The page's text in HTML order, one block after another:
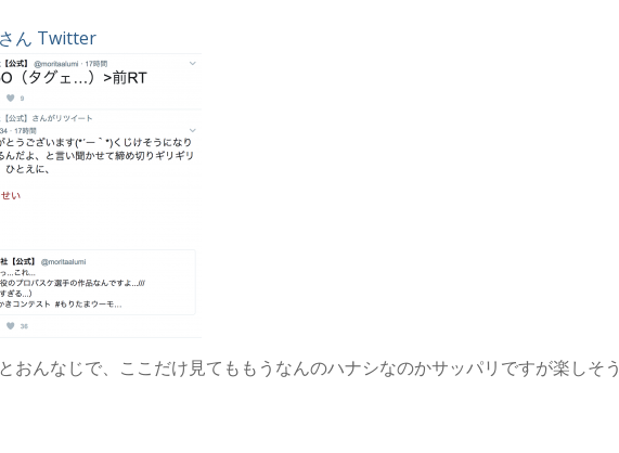
ん Twitter
おんなじで、ここだけ見てももうなんのハナシなのかサッパリですが楽しそう